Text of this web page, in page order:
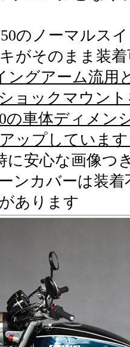
のノーマルス
がそのまま装着
ングアーム流用
ョックマウン
の車体ディメン
ップしていま
に安心な画像つ
ンカバーは装
あります